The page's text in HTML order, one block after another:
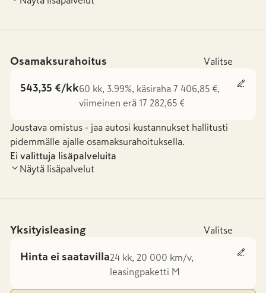
Osamaksurahoitus Valitse
543,35 €/kk60 kk, 3.99%, käsiraha 7 406,85 €,
viimeinen erä 17 282,65 €
Joustava omistus - jaa autosi kustannukset hallitusti
pidemmälle ajalle osamaksurahoituksella.
Ei valittuja lisäpalveluita
Näytä lisäpalvelut
Yksityisleasing Valitse
Hinta ei saatavilla24 kk, 20 000 km/v,
leasingpaketti M